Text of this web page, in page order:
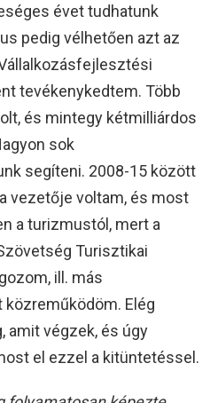
évet tudhatunk
pedig vélhetően azt az
tevékenykedtem. Több
és mintegy kétmilliárdos
sok
segíteni. 2008-15 között
vezetője voltam, és most
a turizmustól, mert a
Turisztikai
ill. más
Elég
amit végzek, és úgy
el ezzel a kitüntetéssel.